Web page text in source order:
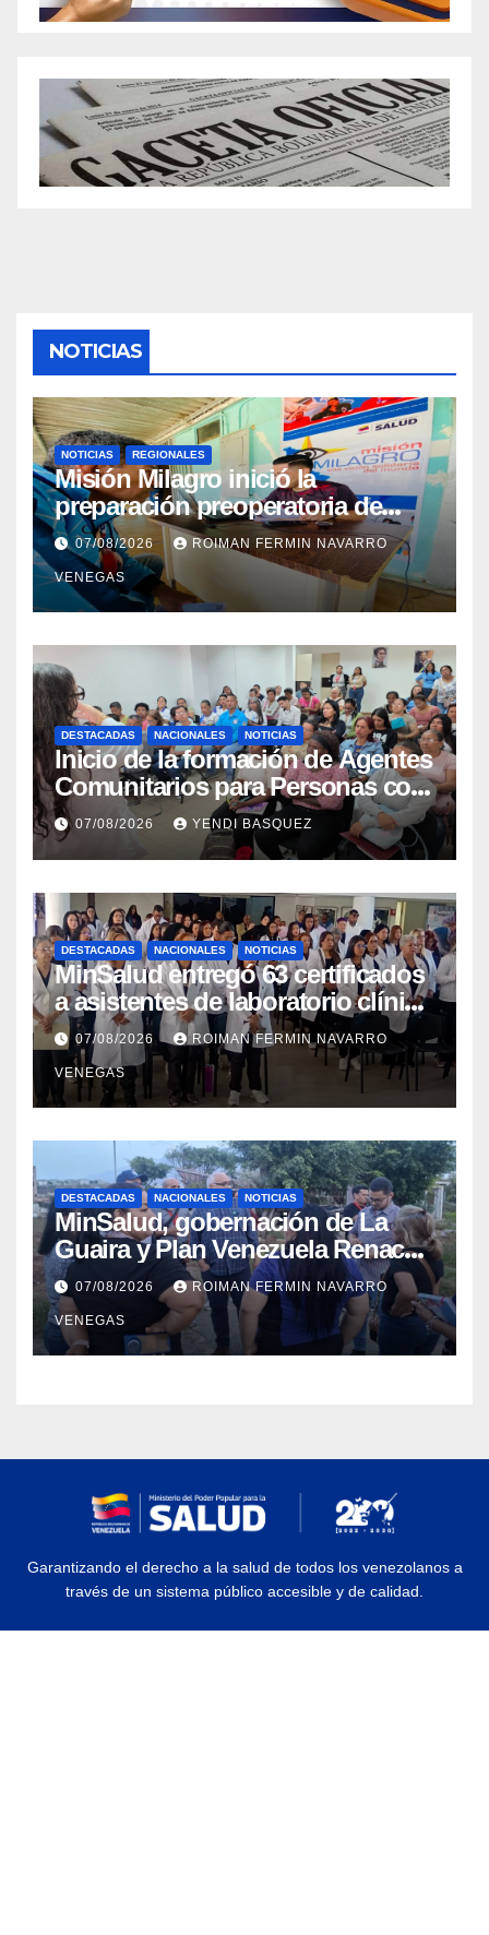
NOTICIAS
NOTICIAS REGIONALES
Misión Milagro inició la
preparación preoperatoria de
cataratas en Cojedes
07/08/2026 ROIMAN FERMIN NAVARRO
VENEGAS
DESTACADAS NACIONALES NOTICIAS
Inicio de la formación de Agentes
Comunitarios para Personas con
Discapacidad en el Centro de
Rehabilitación J.J. Arvelo
07/08/2026 YENDI BASQUEZ
DESTACADAS NACIONALES NOTICIAS
MinSalud entregó 63 certificados
a asistentes de laboratorio clínico
para garantizar respaldo legal y
profesional
07/08/2026 ROIMAN FERMIN NAVARRO
VENEGAS
DESTACADAS NACIONALES NOTICIAS
MinSalud, gobernación de La
Guaira y Plan Venezuela Renace
iniciaron la rehabilitación integral
del Centro Psicofamiliar El Niño y
el Mar
07/08/2026 ROIMAN FERMIN NAVARRO
VENEGAS
Garantizando el derecho a la salud de todos los venezolanos a
través de un sistema público accesible y de calidad.